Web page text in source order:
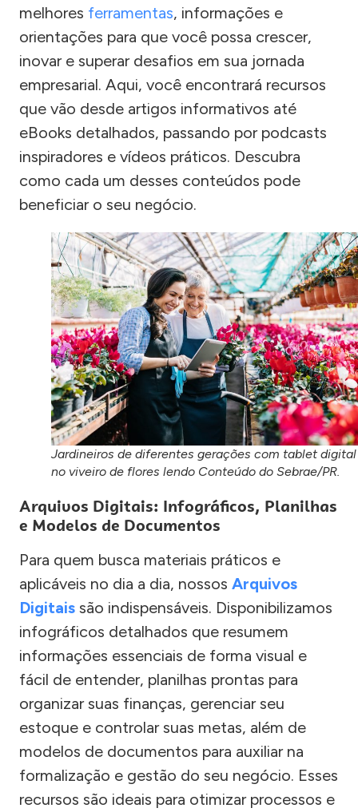
melhores ferramentas, informações e
orientações para que você possa crescer,
inovar e superar desafios em sua jornada
empresarial. Aqui, você encontrará recursos
que vão desde artigos informativos até
eBooks detalhados, passando por podcasts
inspiradores e vídeos práticos. Descubra
como cada um desses conteúdos pode
beneficiar o seu negócio.
Jardineiros de diferentes gerações com tablet digital
no viveiro de flores lendo Conteúdo do Sebrae/PR.
Arquivos Digitais: Infográficos, Planilhas
e Modelos de Documentos
Para quem busca materiais práticos e
aplicáveis no dia a dia, nossos Arquivos
Digitais são indispensáveis. Disponibilizamos
infográficos detalhados que resumem
informações essenciais de forma visual e
fácil de entender, planilhas prontas para
organizar suas finanças, gerenciar seu
estoque e controlar suas metas, além de
modelos de documentos para auxiliar na
formalização e gestão do seu negócio. Esses
recursos são ideais para otimizar processos e